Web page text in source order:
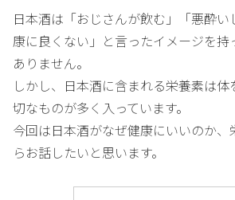
日本酒は「おじさんが飲む」「悪酔
康に良くない」と言ったイメージを持
ありません。
しかし、日本酒に含まれる栄養素は
切なものが多く入っています。
今回は日本酒がなぜ健康にいいのか
らお話したいと思います。